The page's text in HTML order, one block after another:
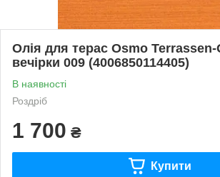
Олія для терас Osmo
вечірки 009 (4006850114405)
В наявності
Роздріб
1 700 ₴
Купити